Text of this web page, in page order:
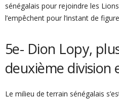
sénégalais pour rejoindre les
l’empêchent pour l’instant de
5e- Dion Lopy,
deuxième division
Le milieu de terrain sénégalais